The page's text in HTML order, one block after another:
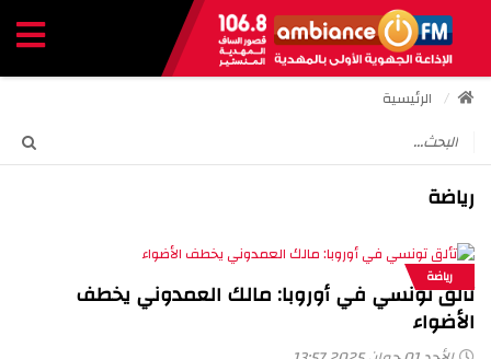
الرئيسية
رياضة
رياضة
تألق تونسي في أوروبا: مالك العمدوني يخطف
الأضواء